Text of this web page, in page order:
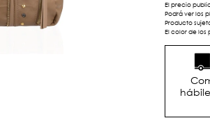
El precio
Podrá ver los
Producto
El color de los